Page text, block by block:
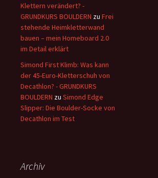
Klettern verändert? -
GRUNDKURS BOULDERN zu Frei
stehende Heimkletterwand
bauen – mein Homeboard 2.0
im Detail erklärt
Simond First Klimb: Was kann
der 45-Euro-Kletterschuh von
Decathlon? - GRUNDKURS
BOULDERN zu Simond Edge
Slipper: Die Boulder-Socke von
Decathlon im Test
Archiv